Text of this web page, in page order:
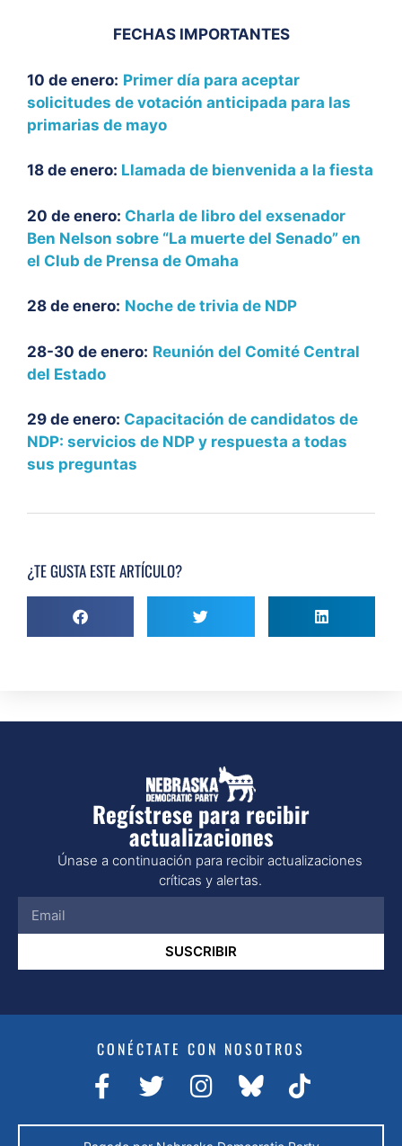
FECHAS IMPORTANTES
10 de enero: Primer día para aceptar
solicitudes de votación anticipada para las
primarias de mayo
18 de enero: Llamada de bienvenida a la fiesta
20 de enero: Charla de libro del exsenador
Ben Nelson sobre “La muerte del Senado” en
el Club de Prensa de Omaha
28 de enero: Noche de trivia de NDP
28-30 de enero: Reunión del Comité Central
del Estado
29 de enero: Capacitación de candidatos de
NDP: servicios de NDP y respuesta a todas
sus preguntas
¿TE GUSTA ESTE ARTÍCULO?
Regístrese para recibir
actualizaciones
Únase a continuación para recibir actualizaciones
críticas y alertas.
SUSCRIBIR
CONÉCTATE CON NOSOTROS